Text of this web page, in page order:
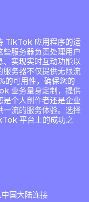
TikTok 应用程序的运
服务器负责处理用户
、实现实时互动功能以
服务器不仅提供无限流
的可用性，确保您的
业务量身定制，提供
个人创作者还是企业
一流的服务体验。选择
平台上的成功之
国大陆连接